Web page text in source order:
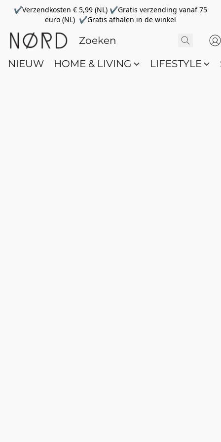
✔Verzendkosten € 5,99 (NL) ✔Gratis verzending vanaf 75
euro (NL) ✔Gratis afhalen in de winkel
NIEUW HOME & LIVING LIFESTYLE